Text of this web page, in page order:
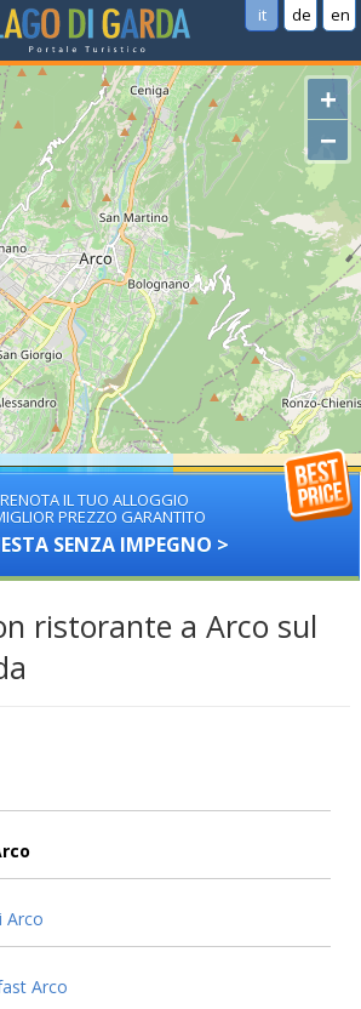
it de en
+
−
IL TUO ALLOGGIO
PREZZO GARANTITO
SENZA IMPEGNO >
ristorante a Arco sul
Arco
Arco